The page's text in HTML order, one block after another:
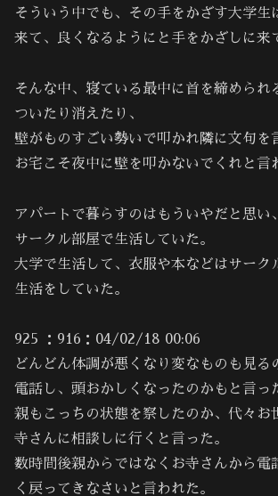
そういう中でも、その手をかざす大学生
来て、良くなるようにと手をかざしに来
そんな中、寝ている最中に首を締められ
ついたり消えたり、
壁がものすごい勢いで叩かれ隣に文句を
お宅こそ夜中に壁を叩かないでくれと言
アパートで暮らすのはもういやだと思い
サークル部屋で生活していた。
大学で生活して、衣服や本などはサーク
生活をしていた。
925 ：916：04/02/18 00:06
どんどん体調が悪くなり変なものも見る
電話し、頭おかしくなったのかもと言っ
親もこっちの状態を察したのか、代々お
寺さんに相談しに行くと言った。
数時間後親からではなくお寺さんから電
く戻ってきなさいと言われた。